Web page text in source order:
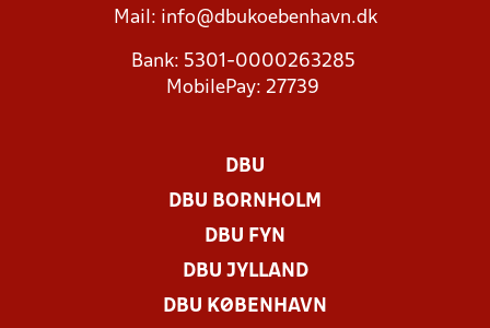
Mail: info@dbukoebenhavn.dk
Bank: 5301-0000263285
MobilePay: 27739
DBU
DBU BORNHOLM
DBU FYN
DBU JYLLAND
DBU KØBENHAVN